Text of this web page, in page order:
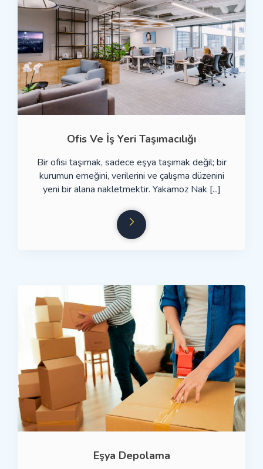
Ofis Ve İş Yeri Taşımacılığı
Bir ofisi taşımak, sadece eşya taşımak değil; bir
kurumun emeğini, verilerini ve çalışma düzenini
yeni bir alana nakletmektir. Yakamoz Nak [...]
Eşya Depolama